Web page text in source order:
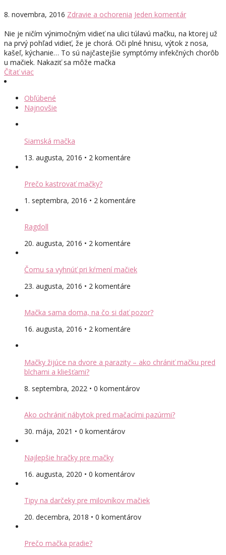
8. novembra, 2016 Zdravie a ochorenia Jeden komentár
Nie je ničím výnimočným vidieť na ulici túlavú mačku, na ktorej už
na prvý pohľad vidieť, že je chorá. Oči plné hnisu, výtok z nosa,
kašeľ, kýchanie… To sú najčastejšie symptómy infekčných chorôb
u mačiek. Nakaziť sa môže mačka
Čítať viac
Obľúbené
Najnovšie
Siamská mačka
13. augusta, 2016 • 2 komentáre
Prečo kastrovať mačky?
1. septembra, 2016 • 2 komentáre
Ragdoll
20. augusta, 2016 • 2 komentáre
Čomu sa vyhnúť pri kŕmení mačiek
23. augusta, 2016 • 2 komentáre
Mačka sama doma, na čo si dať pozor?
16. augusta, 2016 • 2 komentáre
Mačky žijúce na dvore a parazity – ako chrániť mačku pred
blchami a kliešťami?
8. septembra, 2022 • 0 komentárov
Ako ochrániť nábytok pred mačacími pazúrmi?
30. mája, 2021 • 0 komentárov
Najlepšie hračky pre mačky
16. augusta, 2020 • 0 komentárov
Tipy na darčeky pre milovníkov mačiek
20. decembra, 2018 • 0 komentárov
Prečo mačka pradie?